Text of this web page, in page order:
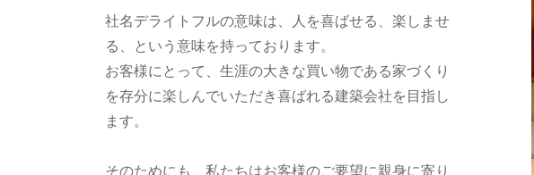
社名デライトフルの意味は、人を喜ばせる、楽しませ
る、という意味を持っております。
お客様にとって、生涯の大きな買い物である家づくり
を存分に楽しんでいただき喜ばれる建築会社を目指し
ます。